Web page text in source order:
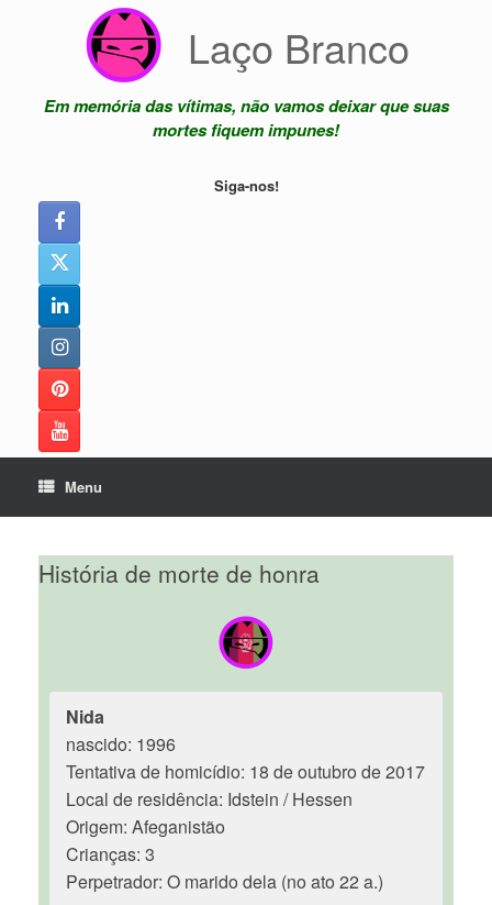
Laço Branco
Em memória das vítimas, não vamos deixar que suas
mortes fiquem impunes!
Siga-nos!
Menu
História de morte de honra
Nida
nascido: 1996
Tentativa de homicídio: 18 de outubro de 2017
Local de residência: Idstein / Hessen
Origem: Afeganistão
Crianças: 3
Perpetrador: O marido dela (no ato 22 a.)